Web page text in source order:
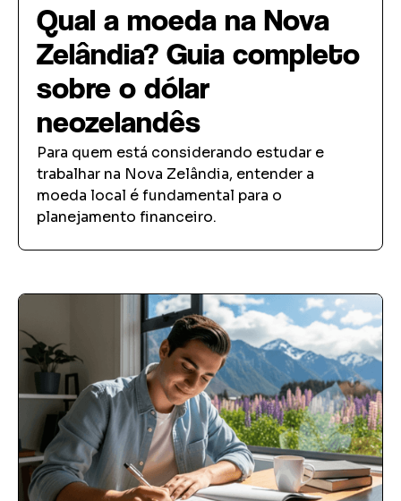
Qual a moeda na Nova
Zelândia? Guia completo
sobre o dólar
neozelandês
Para quem está considerando estudar e
trabalhar na Nova Zelândia, entender a
moeda local é fundamental para o
planejamento financeiro.